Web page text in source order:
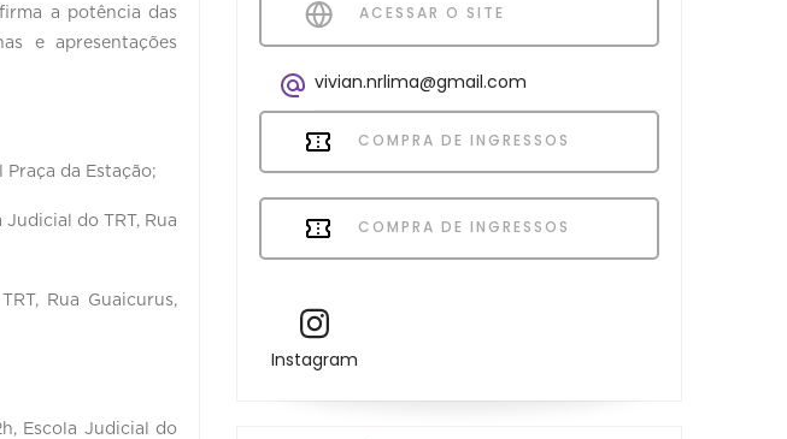
a potência das
e apresentações
Praça da Estação;
Judicial do TRT, Rua
Rua Guaicurus,
Escola Judicial do
ACESSAR O SITE
vivian.nrlima@gmail.com
COMPRA DE INGRESSOS
COMPRA DE INGRESSOS
Instagram